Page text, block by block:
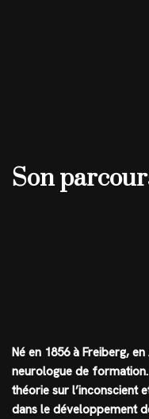
Son
Né en 1856 à Freiberg,
neurologue de
théorie sur l’inconscient
dans le développement